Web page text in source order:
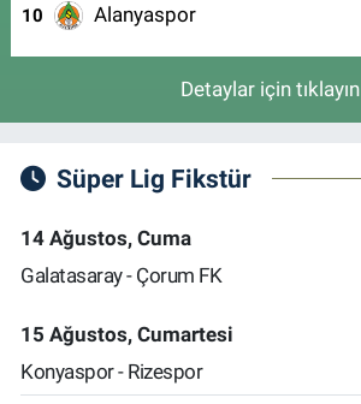
10 Alanyaspor
Detaylar için tıklayın
Süper Lig Fikstür
14 Ağustos, Cuma
Galatasaray - Çorum FK
15 Ağustos, Cumartesi
Konyaspor - Rizespor